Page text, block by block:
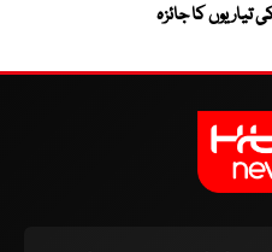
کا جائزہ